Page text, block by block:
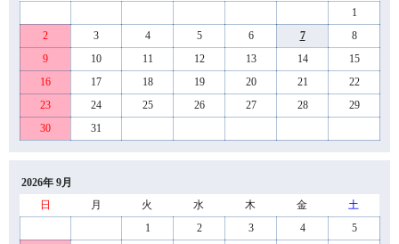
1
2
3 4 5 6 7
8
9
10 11 12 13 14
15
16
17 18 19 20 21
22
23
24 25 26 27 28
29
30
31
2026年 9月
日
月 火 水 木 金
土
1
2 3 4
5